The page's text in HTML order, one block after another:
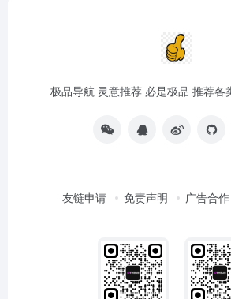
极品导航 灵意推荐 必是极品 推荐各
友链申请 免责声明 广告合作